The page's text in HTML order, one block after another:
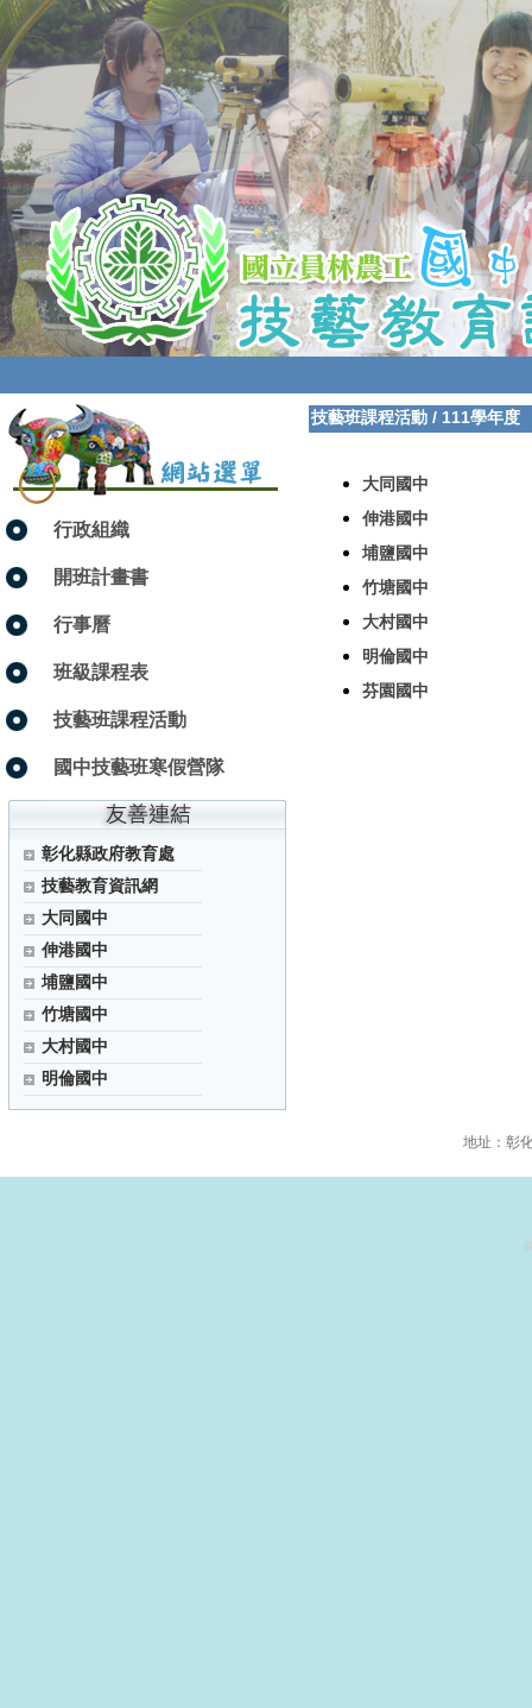
行政組織
開班計畫書
行事曆
班級課程表
技藝班課程活動
國中技藝班寒假營隊
彰化縣政府教育處
技藝教育資訊網
大同國中
伸港國中
埔鹽國中
竹塘國中
大村國中
明倫國中
技藝班課程活動 / 111學年度
大同國中
伸港國中
埔鹽國中
竹塘國中
大村國中
明倫國中
芬園國中
地址：彰